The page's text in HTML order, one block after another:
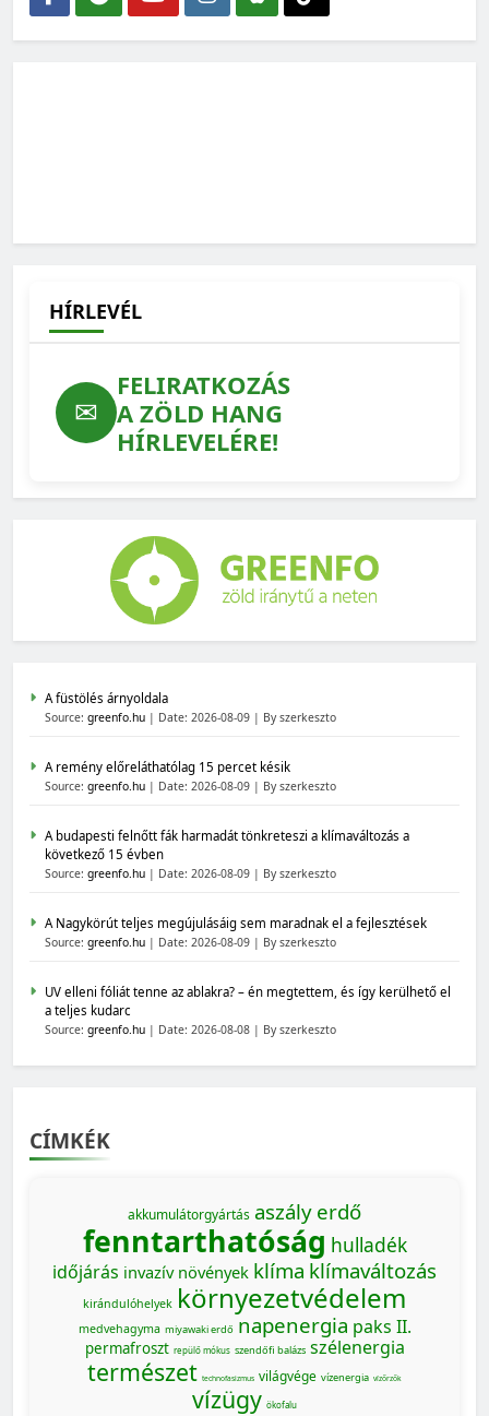
HÍRLEVÉL
✉
FELIRATKOZÁS
A ZÖLD HANG
HÍRLEVELÉRE!
A füstölés árnyoldala
Source: greenfo.hu Date: 2026-08-09 By szerkeszto
A remény előreláthatólag 15 percet késik
Source: greenfo.hu Date: 2026-08-09 By szerkeszto
A budapesti felnőtt fák harmadát tönkreteszi a klímaváltozás a
következő 15 évben
Source: greenfo.hu Date: 2026-08-09 By szerkeszto
A Nagykörút teljes megújulásáig sem maradnak el a fejlesztések
Source: greenfo.hu Date: 2026-08-09 By szerkeszto
UV elleni fóliát tenne az ablakra? – én megtettem, és így kerülhető el
a teljes kudarc
Source: greenfo.hu Date: 2026-08-08 By szerkeszto
CÍMKÉK
akkumulátorgyártás aszály erdő
fenntarthatóság hulladék
időjárás invazív növények klíma klímaváltozás
kirándulóhelyek környezetvédelem
medvehagyma miyawaki erdő napenergia paks II.
permafroszt repülő mókus szendőfi balázs szélenergia
természet technofasizmus világvége vízenergia vízőrzők
vízügy ökofalu